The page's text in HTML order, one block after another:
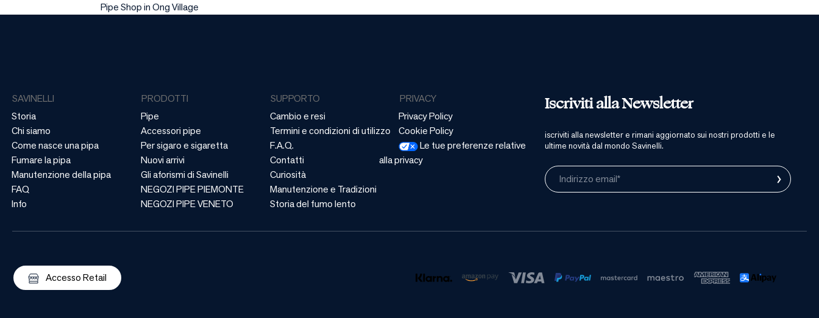
Pipe Shop in Ong Village
Iscriviti alla Newsletter
iscriviti alla newsletter e rimani aggiornato sui nostri prodotti e le
ultime novità dal mondo Savinelli.
Indirizzo email* ›
SAVINELLI
Storia
Chi siamo
Come nasce una pipa
Fumare la pipa
Manutenzione della pipa
FAQ
Info
PRODOTTI
Pipe
Accessori pipe
Per sigaro e sigaretta
Nuovi arrivi
Gli aforismi di Savinelli
NEGOZI PIPE PIEMONTE
NEGOZI PIPE VENETO
SUPPORTO
Cambio e resi
Termini e condizioni di utilizzo
F.A.Q.
Contatti
Curiosità
Manutenzione e Tradizioni
Storia del fumo lento
PRIVACY
Privacy Policy
Cookie Policy
Le tue preferenze relative
alla privacy
Accesso Retail